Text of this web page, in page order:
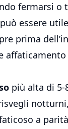
fermarsi o
essere
prima
più alta di
a